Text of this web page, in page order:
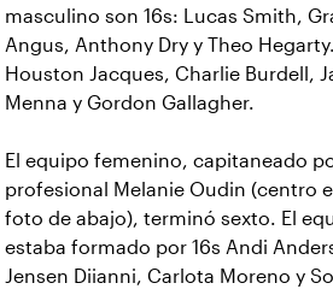
masculino son 16s: Lucas Smith,
Angus, Anthony Dry y Theo
Houston Jacques, Charlie Burdell,
Menna y Gordon Gallagher.
El equipo femenino, capitaneado
profesional Melanie Oudin (centro
foto de abajo), terminó sexto. El
estaba formado por 16s Andi
Jensen Diianni, Carlota Moreno y